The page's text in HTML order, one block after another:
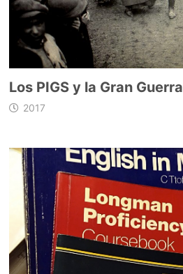
Los PIGS y la Gran Guerra
2017